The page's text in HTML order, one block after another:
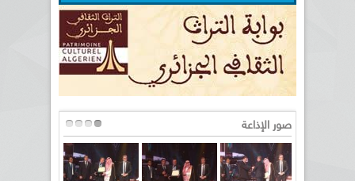
صور الإذاعة